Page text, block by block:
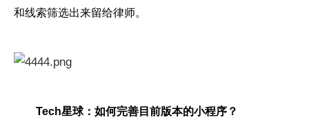
和线索筛选出来留给律师。
Tech星球：如何完善目前版本的小程序？